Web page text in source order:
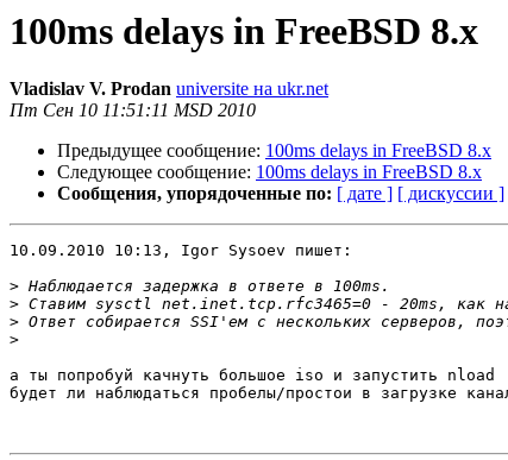
100ms delays in FreeBSD 8.x
Vladislav V. Prodan universite на ukr.net
Пт Сен 10 11:51:11 MSD 2010
Предыдущее сообщение: 100ms delays in FreeBSD 8.x
Следующее сообщение: 100ms delays in FreeBSD 8.x
Сообщения, упорядоченные по: [ дате ] [ дискуссии ]
10.09.2010 10:13, Igor Sysoev пишет:
>
>
>
>
а ты попробуй качнуть большое iso и запустить nload
будет ли наблюдаться пробелы/простои в загрузке